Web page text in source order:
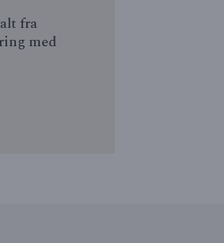
fra
med